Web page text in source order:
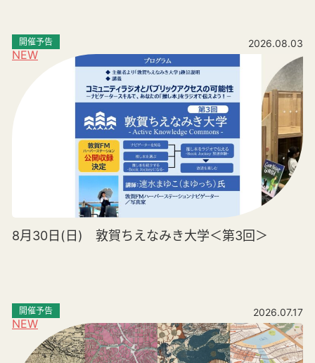
NEW
開催予告 2026.08.03
8月30日(日) 敦賀ちえなみき大学＜第3回＞
NEW
開催予告 2026.07.17